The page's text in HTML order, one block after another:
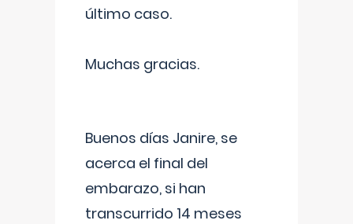
último caso.
Muchas gracias.
Buenos días Janire, se
acerca el final del
embarazo, si han
transcurrido 14 meses